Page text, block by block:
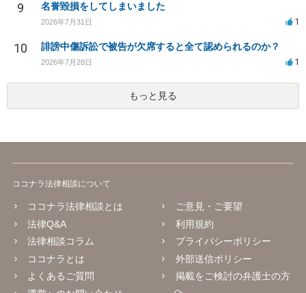
9 名誉毀損をしてしまいました
2026年7月31日 1
10 誹謗中傷訴訟で被告が欠席すると全て認められるのか？
2026年7月28日 1
もっと見る
ココナラ法律相談について
ココナラ法律相談とは
法律Q&A
法律相談コラム
ココナラとは
よくあるご質問
ご意見・ご要望
利用規約
プライバシーポリシー
外部送信ポリシー
掲載をご検討の弁護士の方